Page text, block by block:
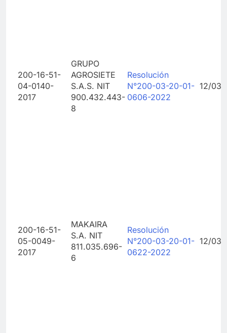
200-16-51-
04-0140-
2017
GRUPO
AGROSIETE
S.A.S. NIT
900.432.443-
8
Resolución
N°200-03-20-01-
0606-2022
12/03/
200-16-51-
05-0049-
2017
MAKAIRA
S.A. NIT
811.035.696-
6
Resolución
N°200-03-20-01-
0622-2022
12/03/